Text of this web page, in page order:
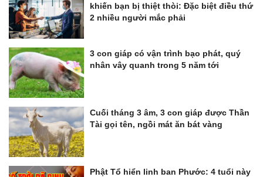
khiến bạn bị thiệt thòi: Đặc biệt điều thứ
2 nhiều người mắc phải
3 con giáp có vận trình bạo phát, quý
nhân vây quanh trong 5 năm tới
Cuối tháng 3 âm, 3 con giáp được Thần
Tài gọi tên, ngồi mát ăn bát vàng
Phật Tổ hiển linh ban Phước: 4 tuổi này